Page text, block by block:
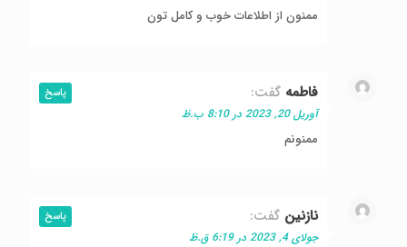
ممنون از اطلاعات خوب و کامل تون
فاطمه گفت:
آوریل 20, 2023 در 8:10 ب.ظ
ممنونم
پاسخ
نازنین گفت:
جولای 4, 2023 در 6:19 ق.ظ
پاسخ